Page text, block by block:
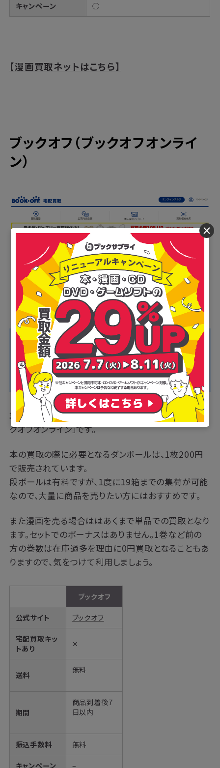
キャンペーン ◯
【漫画買取ネットはこちら】
ブックオフ（ブックオフオンライ
ン）
■ブックオフのおすすめポイント
・1度に19箱までの大量集荷が可能
・送料・手数料がすべて無料
・ネット店舗のため自宅から出ずに利用できる
業界最大手のブックオフが展開するネット店舗が「ブッ
クオフオンライン」です。
本の買取の際に必要となるダンボールは、1枚200円
で販売されています。
段ボールは有料ですが、1度に19箱までの集荷が可能
なので、大量に商品を売りたい方にはおすすめです。
また漫画を売る場合ははあくまで単品での買取となり
ます。セットでのボーナスはありません。1巻など前の
方の巻数は在庫過多を理由に0円買取となることもあ
りますので、気をつけて利用しましょう。
ブックオフ
公式サイト ブックオフ
宅配買取キッ
トあり
✕
送料
無料
期間
商品到着後7
日以内
振込手数料 無料
キャンペーン –
×